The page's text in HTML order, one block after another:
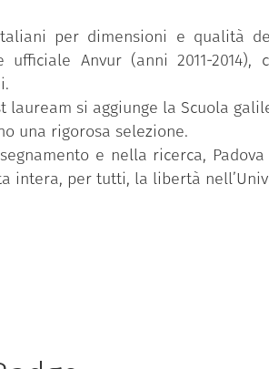
per dimensioni e qualità
ufficiale Anvur (anni 2011-
si aggiunge la Scuola
una rigorosa selezione.
e nella ricerca,
intera, per tutti, la libertà